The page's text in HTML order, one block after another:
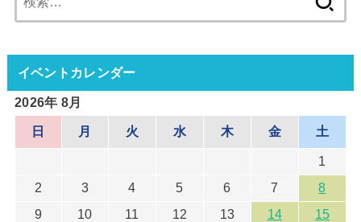
索:
イベントカレンダー
2026年 8月
日 月 火 水 木 金 土
1
2
3 4 5 6 7
8
9
10 11 12 13 14
15